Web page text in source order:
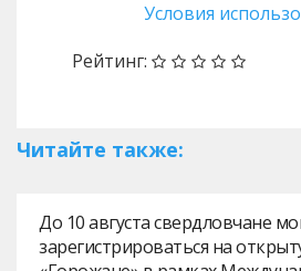
Условия
Рейтинг:
Читайте также:
До 10 августа свердловчане
зарегистрироваться на